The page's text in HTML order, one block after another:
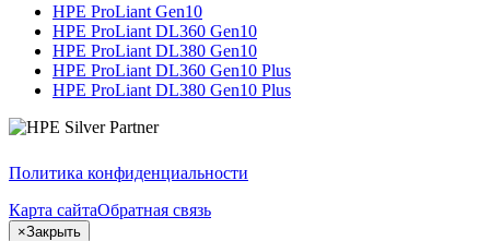
HPE ProLiant Gen10
HPE ProLiant DL360 Gen10
HPE ProLiant DL380 Gen10
HPE ProLiant DL360 Gen10 Plus
HPE ProLiant DL380 Gen10 Plus
Политика конфиденциальности
Карта сайтаОбратная связь
×Закрыть